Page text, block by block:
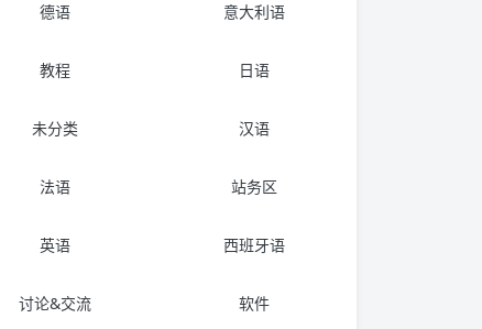
德语 意大利语
教程 日语
未分类 汉语
法语 站务区
英语 西班牙语
讨论&交流 软件